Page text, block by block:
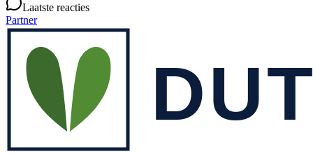
Laatste reacties
Partner